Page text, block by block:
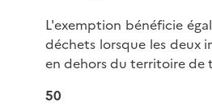
L'exemption bénéficie
déchets lorsque les deux
en dehors du territoire de
50